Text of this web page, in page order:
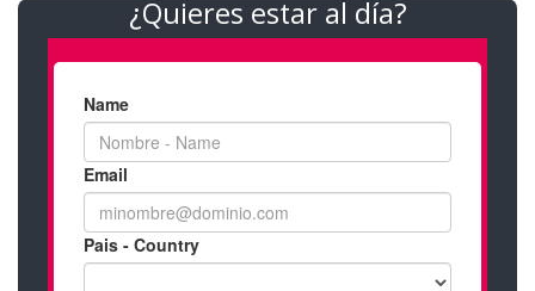
¿Quieres estar al día?